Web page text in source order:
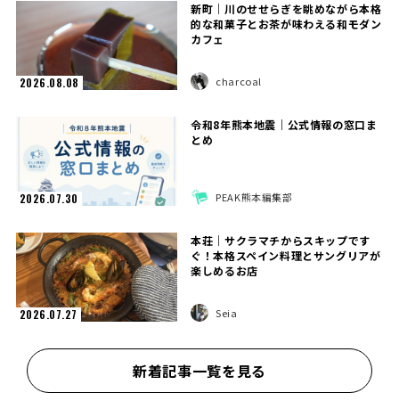
2026.08.08
新町｜川のせせらぎを眺めながら本格
的な和菓子とお茶が味わえる和モダン
カフェ
charcoal
2026.07.30
令和8年熊本地震｜公式情報の窓口ま
とめ
PEAK熊本編集部
2026.07.27
本荘｜サクラマチからスキップです
ぐ！本格スペイン料理とサングリアが
楽しめるお店
Seia
新着記事一覧を見る